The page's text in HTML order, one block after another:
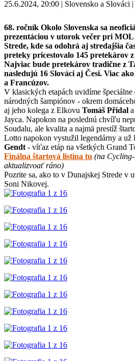
25.6.2024, 20:00 | Slovensko a Slováci
68. ročník Okolo Slovenska sa
prezentáciou v utorok večer pri
Strede, kde sa odohrá aj stredajšia
preteky pricestovalo 145 pretekárov
Najviac bude pretekárov tradične z
nasledujú 16 Slováci aj Česi. Viac
a Francúzov.
V klasických etapách uvidíme
národných šampiónov - okrem
aj jeho kolega z Elkovu Tomáš Přidal
Jayca. Napokon na poslednú chvíľu
Soudalu, ale kvalita a najmä prestíž
Lotto napokon vystužil legendárny a už
Gendt - víťaz etáp na všetkých Grand
Finálna štartová listina tu (na
aktualizvoať ráno)
Pozrite sa, ako to v Dunajskej Strede v
Soni Nikovej.